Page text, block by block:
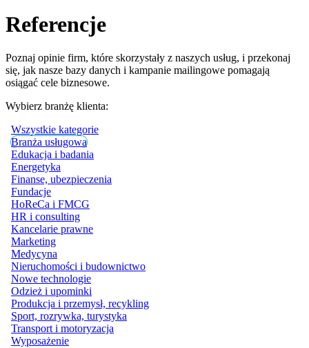
Referencje
Poznaj opinie firm, które skorzystały z naszych usług, i przekonaj
się, jak nasze bazy danych i kampanie mailingowe pomagają
osiągać cele biznesowe.
Wybierz branżę klienta:
Wszystkie kategorie
Branża usługowa
Edukacja i badania
Energetyka
Finanse, ubezpieczenia
Fundacje
HoReCa i FMCG
HR i consulting
Kancelarie prawne
Marketing
Medycyna
Nieruchomości i budownictwo
Nowe technologie
Odzież i upominki
Produkcja i przemysł, recykling
Sport, rozrywka, turystyka
Transport i motoryzacja
Wyposażenie